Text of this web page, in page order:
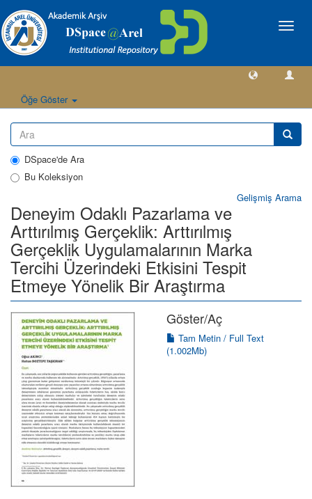
Geçiş
Öğe Göster
DSpace'de Ara
Bu Koleksiyon
Gelişmiş Arama
Deneyim Odaklı Pazarlama ve
Arttırılmış Gerçeklik: Arttırılmış
Gerçeklik Uygulamalarının Marka
Tercihi Üzerindeki Etkisini Tespit
Etmeye Yönelik Bir Araştırma
Göster/Aç
Tam Metin / Full Text
(1.002Mb)